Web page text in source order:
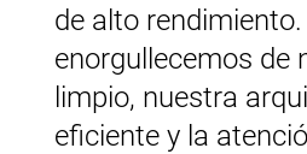
de alto
enorgullecemos de
limpio, nuestra
eficiente y la